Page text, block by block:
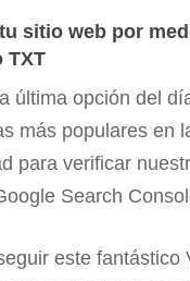
sitio web por
TXT
última opción del
más populares en
para verificar
Search
este fantástico